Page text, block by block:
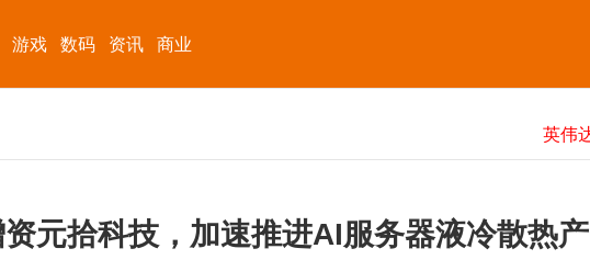
游戏 数码 资讯 商业
元拾科技，加速推进AI服务器液冷散热产